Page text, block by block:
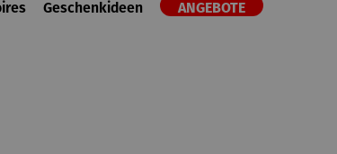
Geschenkideen ANGEBOTE